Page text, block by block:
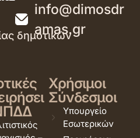
info@dimosdr
amas.gr
δημοτικών
Χρήσιμοι
Σύνδεσμοι
Υπουργείο
Εσωτερικών